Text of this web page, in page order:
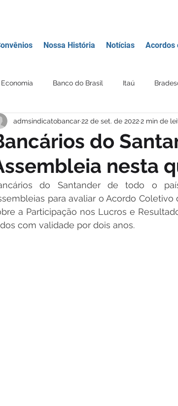
Nossa História Notícias Acordos
Economia Banco do Brasil Itaú
Educação Financeira Diversos
Certificados profissionais Imposto de
Área Lazer Mercantil BANCO SAFRA
do
nesta
admsindicatobancar22 de set. de 20222 min de
do Santander de todo o
para avaliar o Acordo
a Participação nos Lucros e
com validade por dois anos.